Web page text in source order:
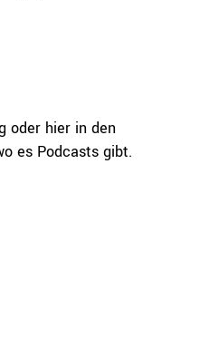
oder hier in den
es Podcasts gibt.